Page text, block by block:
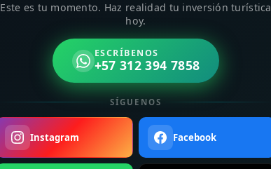
Este es tu momento. Haz realidad tu inversión turística
hoy.
ESCRÍBENOS
+57 312 394 7858
SÍGUENOS
Instagram Facebook